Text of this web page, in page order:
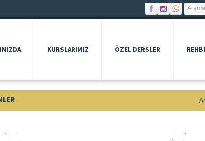
KURSLARIMIZ ÖZEL DERSLER